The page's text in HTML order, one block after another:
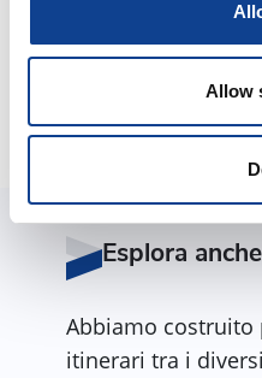
Allow
2h
Esplora
Abbiamo costruito
itinerari tra i